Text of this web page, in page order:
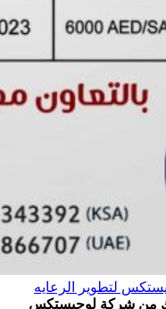
لتطوير الرعايه
من شركة لوجيستكس